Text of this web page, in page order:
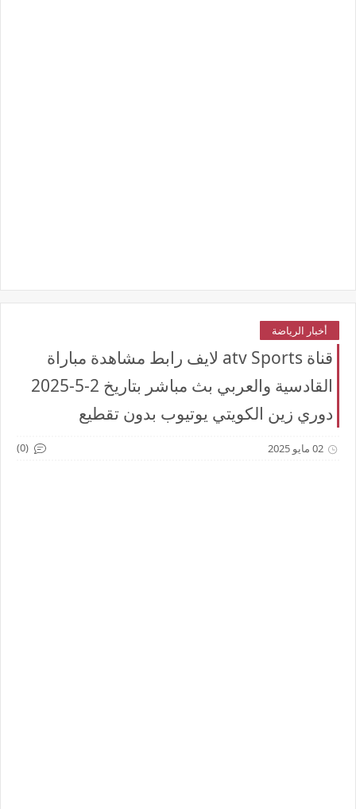
أخبار الرياضة
قناة atv Sports لايف رابط مشاهدة مباراة
القادسية والعربي بث مباشر بتاريخ 2-5-2025
دوري زين الكويتي يوتيوب بدون تقطيع
02 مايو 2025 (0)